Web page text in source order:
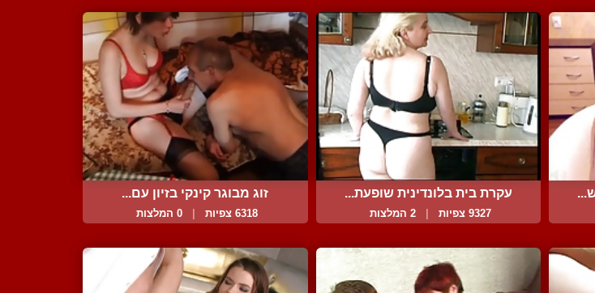
עקרת בית בלונדינית שופעת...
9327 צפיות 2 המלצות
זוג מבוגר קינקי בזיון עם...
6318 צפיות 0 המלצות